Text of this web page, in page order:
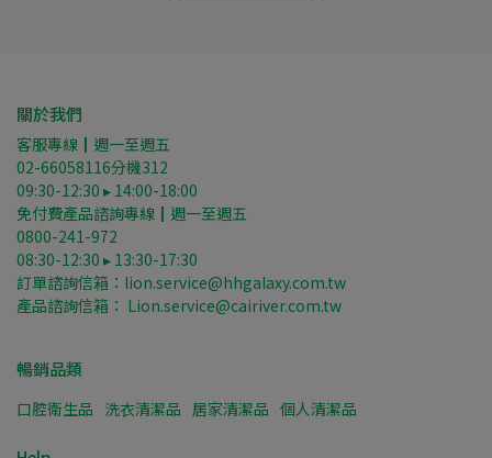
關於我們
客服專線┃週一至週五
02-66058116分機312
09:30-12:30 ▸ 14:00-18:00
免付費產品諮詢專線┃週一至週五
0800-241-972
08:30-12:30 ▸ 13:30-17:30
訂單諮詢信箱：lion.service@hhgalaxy.com.tw
產品諮詢信箱： Lion.service@cairiver.com.tw
暢銷品類
口腔衛生品 洗衣清潔品 居家清潔品 個人清潔品